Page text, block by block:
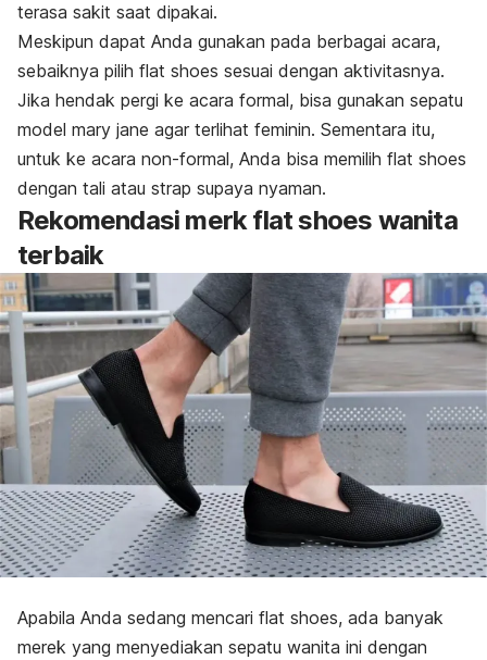
terasa sakit saat dipakai.
Meskipun dapat Anda gunakan pada berbagai acara,
sebaiknya pilih flat shoes sesuai dengan aktivitasnya.
Jika hendak pergi ke acara formal, bisa gunakan sepatu
model mary jane agar terlihat feminin. Sementara itu,
untuk ke acara non-formal, Anda bisa memilih flat shoes
dengan tali atau strap supaya nyaman.
Rekomendasi merkflat shoes wanita
terbaik
Apabila Anda sedang mencari flat shoes, ada banyak
merek yang menyediakan sepatu wanita ini dengan